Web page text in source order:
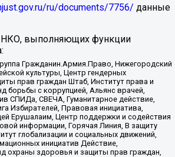
ru/documents/7756/ данные
НКО, выполняющих функции
Гражданин.Армия.Право, Нижегородский
культуры, Центр гендерных
прав граждан Штаб, Институт права и
борьбы с коррупцией, Альянс врачей,
СПИДа, СВЕЧА, Гуманитарное действие,
Избирателей, Правовая инициатива,
Ерушалаим, Центр поддержки и содействия
информации, Горячая Линия, В защиту
глобализации и социальных движений,
инициатив Действие,
охраны здоровья и защиты прав граждан,